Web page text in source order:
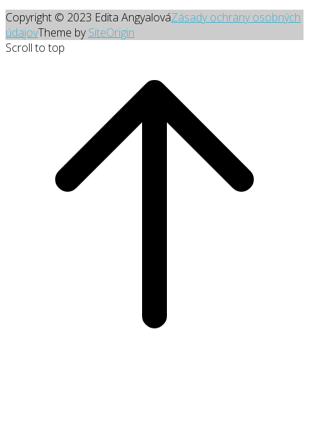
Copyright © 2023 Edita AngyalováZásady ochrany osobných
údajovTheme bySiteOrigin
Scroll to top